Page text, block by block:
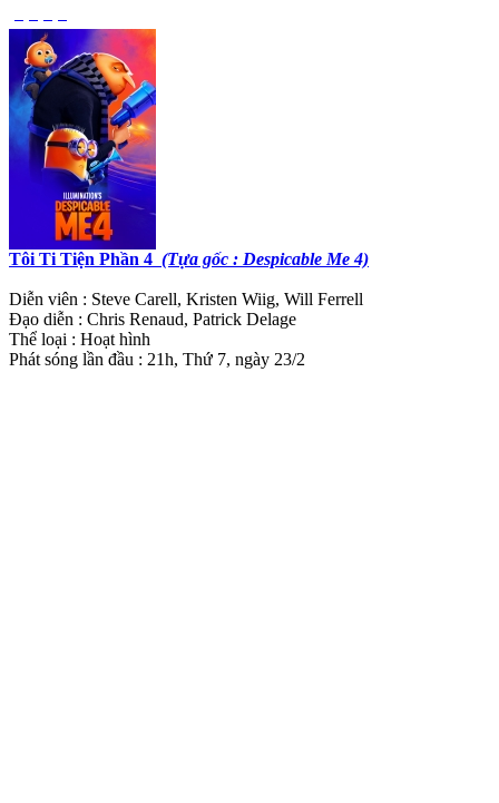
Tôi Ti Tiện Phần 4 (Tựa gốc : Despicable Me 4)
Diễn viên : Steve Carell, Kristen Wiig, Will Ferrell
Đạo diễn : Chris Renaud, Patrick Delage
Thể loại : Hoạt hình
Phát sóng lần đầu : 21h, Thứ 7, ngày 23/2